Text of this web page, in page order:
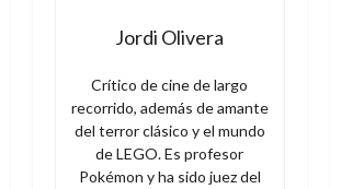
Jordi Olivera
Crítico de cine de largo
recorrido, además de amante
del terror clásico y el mundo
de LEGO. Es profesor
Pokémon y ha sido juez del